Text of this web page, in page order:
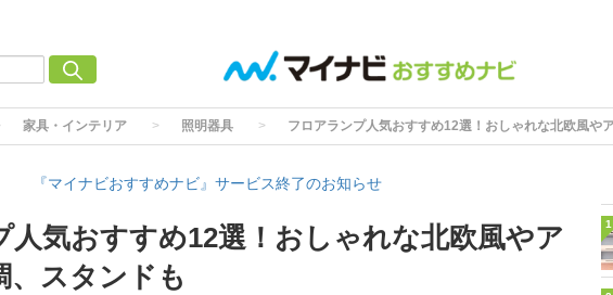
家具・インテリア 照明器具 フロアランプ人気おすすめ12選！おしゃれな北欧風や
『マイナビおすすめナビ』サービス終了のお知らせ
人気おすすめ12選！おしゃれな北欧風やア
、スタンドも
1